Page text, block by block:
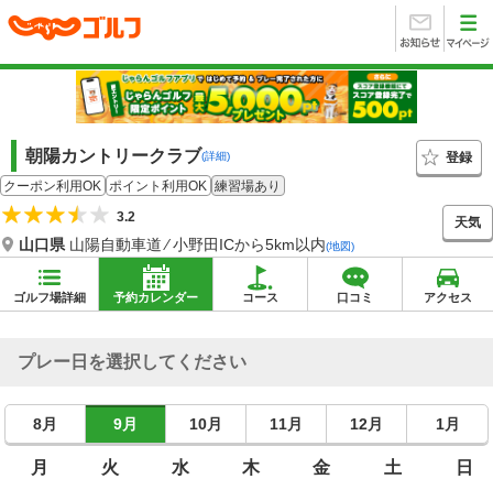
朝陽カントリークラブ(詳細)
登録
クーポン利用OK ポイント利用OK 練習場あり
3.2
山口県 山陽自動車道 ⁄ 小野田ICから5km以内(地図)
天気
ゴルフ場詳細 予約カレンダー コース 口コミ アクセス
プレー日を選択してください
8月 9月 10月 11月 12月 1月
月 火 水 木 金 土 日